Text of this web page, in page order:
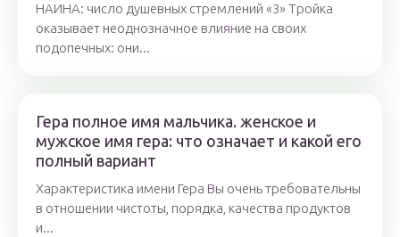
НАИНА: число душевных стремлений «3» Тройка
оказывает неоднозначное влияние на своих
подопечных: они...
Гера полное имя мальчика. женское и
мужское имя гера: что означает и какой его
полный вариант
Характеристика имени Гера Вы очень требовательны
в отношении чистоты, порядка, качества продуктов
и...